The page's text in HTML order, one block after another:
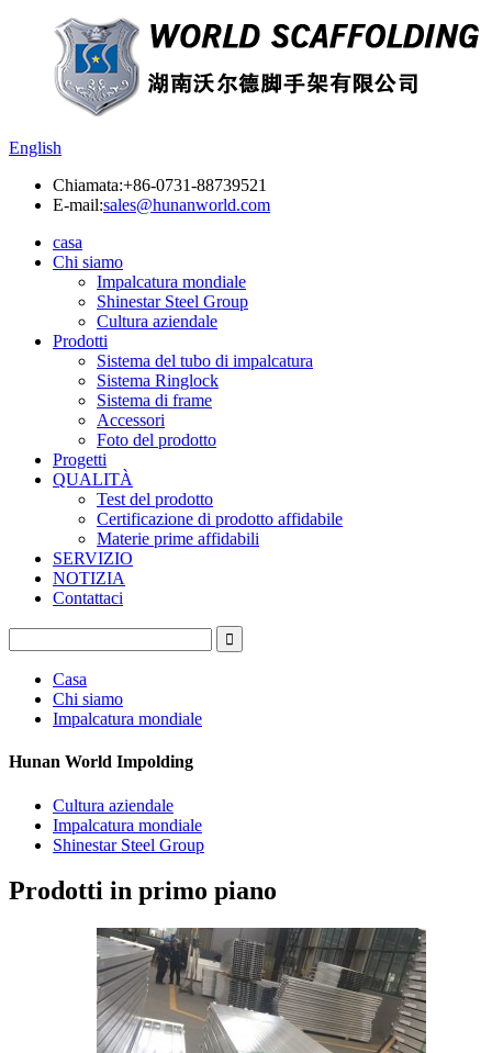
English
Chiamata:+86-0731-88739521
E-mail:sales@hunanworld.com
casa
Chi siamo
Impalcatura mondiale
Shinestar Steel Group
Cultura aziendale
Prodotti
Sistema del tubo di impalcatura
Sistema Ringlock
Sistema di frame
Accessori
Foto del prodotto
Progetti
QUALITÀ
Test del prodotto
Certificazione di prodotto affidabile
Materie prime affidabili
SERVIZIO
NOTIZIA
Contattaci
Casa
Chi siamo
Impalcatura mondiale
Hunan World Impolding
Cultura aziendale
Impalcatura mondiale
Shinestar Steel Group
Prodotti in primo piano